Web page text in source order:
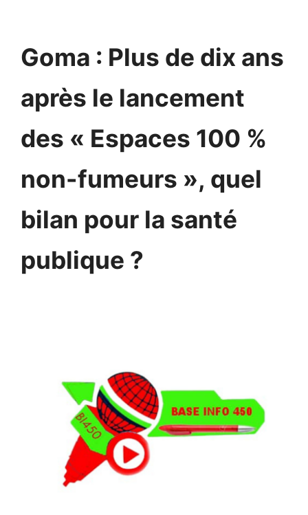
Goma : Plus de dix ans
après le lancement
des « Espaces 100 %
non-fumeurs », quel
bilan pour la santé
publique ?